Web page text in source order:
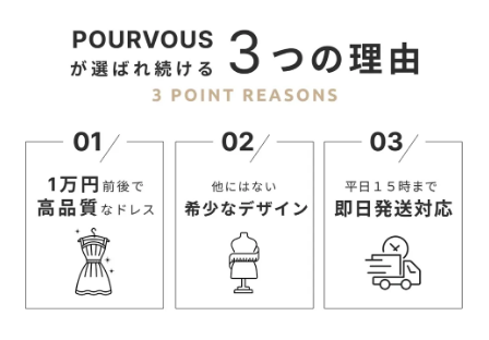
■サイズ展開M(9号)
―― atlo ――
「attractive(魅力的)」+「longing(憧れ)」から
憧れの女性になれるファッションを提案。
あなたをよりあなたらしく
表現するブランドです。
新作情報や着用動画など
お得な情報は
Instagram公式アカウントからチェック！
↓